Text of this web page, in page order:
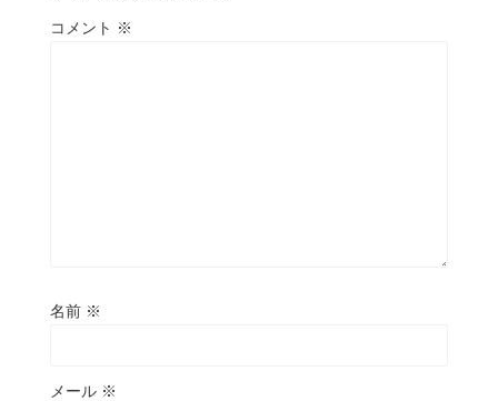
コメント ※
名前 ※
メール ※